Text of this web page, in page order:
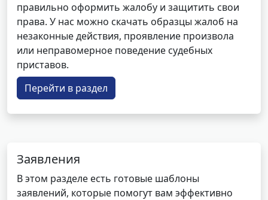
правильно оформить жалобу и защитить свои
права. У нас можно скачать образцы жалоб на
незаконные действия, проявление произвола
или неправомерное поведение судебных
приставов.
Перейти в раздел
Заявления
В этом разделе есть готовые шаблоны
заявлений, которые помогут вам эффективно